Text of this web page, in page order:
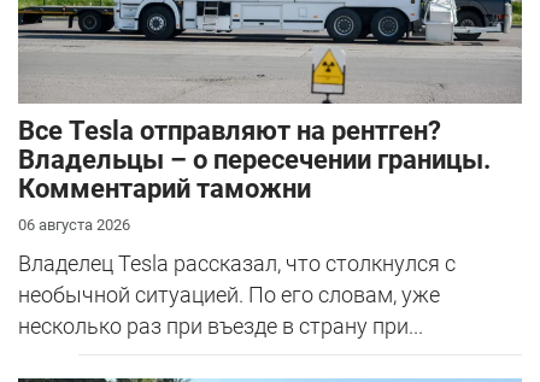
Все Tesla отправляют на рентген?
Владельцы – о пересечении границы.
Комментарий таможни
06 августа 2026
Владелец Tesla рассказал, что столкнулся с
необычной ситуацией. По его словам, уже
несколько раз при въезде в страну при...